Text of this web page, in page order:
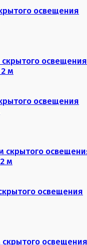
освещения
освещения
освещения